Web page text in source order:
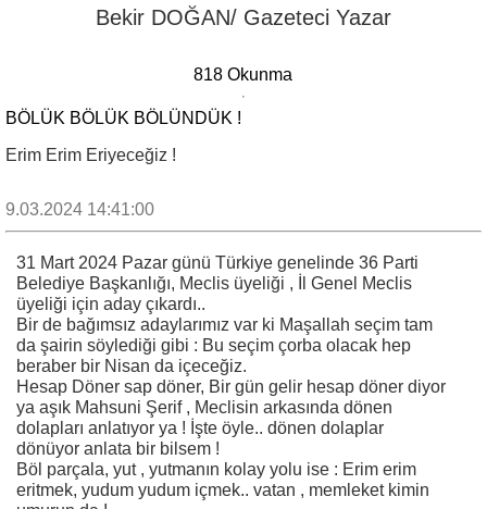
Bekir DOĞAN/ Gazeteci Yazar
818 Okunma
BÖLÜK BÖLÜK BÖLÜNDÜK !
Erim Erim Eriyeceğiz !
9.03.2024 14:41:00
31 Mart 2024 Pazar günü Türkiye genelinde 36 Parti
Belediye Başkanlığı, Meclis üyeliği , İl Genel Meclis
üyeliği için aday çıkardı..
Bir de bağımsız adaylarımız var ki Maşallah seçim tam
da şairin söylediği gibi : Bu seçim çorba olacak hep
beraber bir Nisan da içeceğiz.
Hesap Döner sap döner, Bir gün gelir hesap döner diyor
ya aşık Mahsuni Şerif , Meclisin arkasında dönen
dolapları anlatıyor ya ! İşte öyle.. dönen dolaplar
dönüyor anlata bir bilsem !
Böl parçala, yut , yutmanın kolay yolu ise : Erim erim
eritmek, yudum yudum içmek.. vatan , memleket kimin